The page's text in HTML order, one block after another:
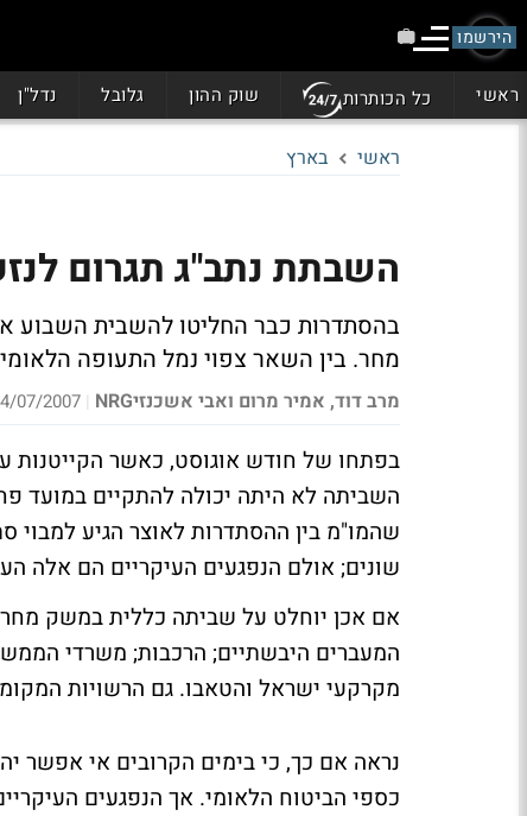
הירשמו
ראשי כל הכותרות שוק ההון גלובל נדל"ן
ראשי בארץ
השבתת נתב"ג תגרום
בהסתדרות כבר החליטו להשבית השבוע
מחר. בין השאר צפוי נמל התעופה
מרב דוד, אמיר מרום ואבי אשכנזיNRG |
07/2007 08:26
בפתחו של חודש אוגוסט, כאשר הקייטנות
השביתה לא היתה יכולה להתקיים במועד
שהמו"מ בין ההסתדרות לאוצר הגיע
שונים; אולם הנפגעים העיקריים הם אלה
אם אכן יוחלט על שביתה כללית במשק
המעברים היבשתיים; הרכבות; משרדי
מקרקעי ישראל והטאבו. גם הרשויות
נראה אם כך, כי בימים הקרובים אי אפשר
כספי הביטוח הלאומי. אך הנפגעים